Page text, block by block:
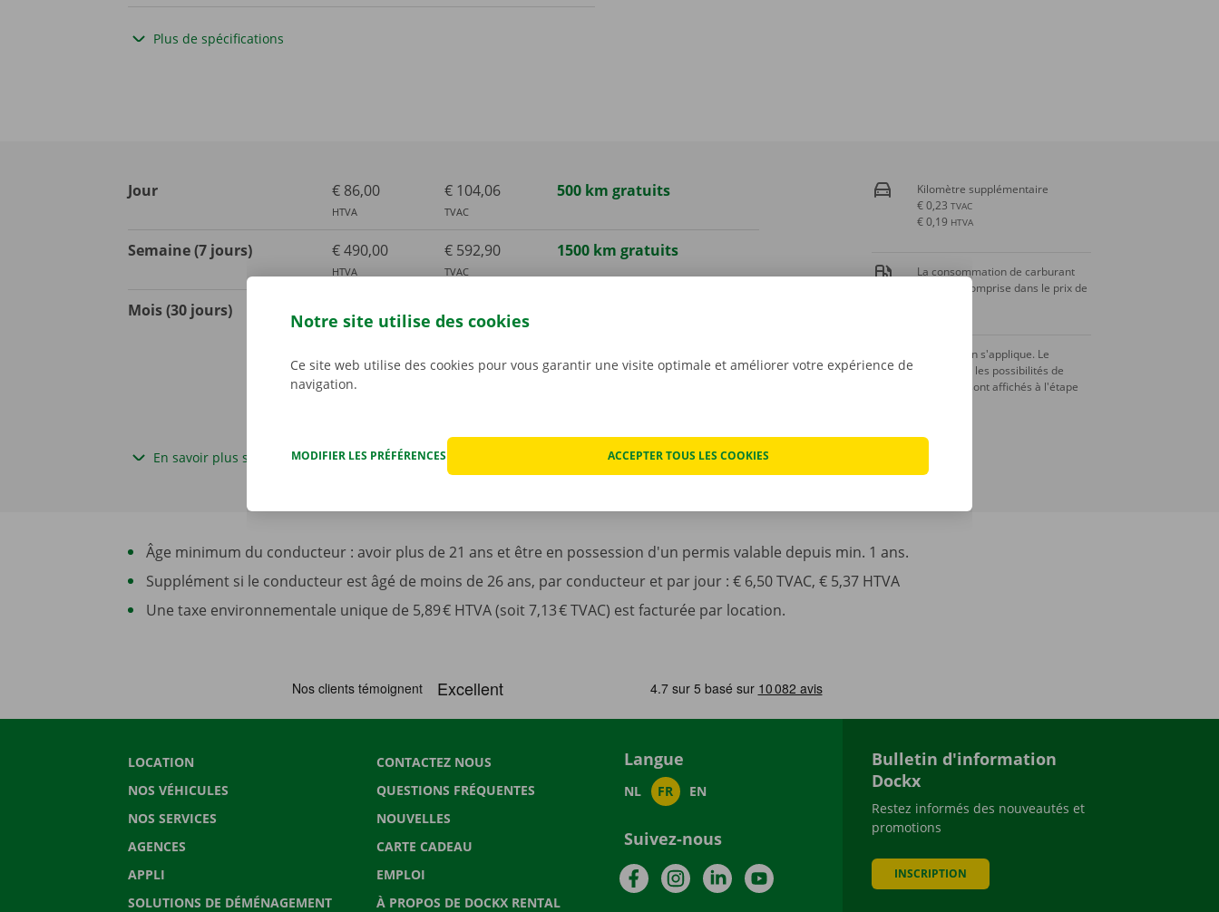
Plus de spécifications
Jour € 86,00
HTVA
€ 104,06
TVAC
500 km gratuits
Semaine (7 jours) € 490,00
HTVA
€ 592,90
TVAC
1500 km gratuits
Mois (30 jours) € 1371,00
HTVA
€ 1658,91
TVAC
Kilomètre supplémentaire
€ 0,23TVAC
€ 0,19 HTVA
La consommation de carburant
n’est pas comprise dans le prix de
Une caution s'applique. Le
montant et les possibilités de
paiement sont affichés à l'étape
En savoir plus sur les délais de location
Âge minimum du conducteur : avoir plus de 21 ans et être en possession d'un permis valable depuis min. 1 ans.
Supplément si le conducteur est âgé de moins de 26 ans, par conducteur et par jour : € 6,50 TVAC, € 5,37 HTVA
Une taxe environnementale unique de 5,89 € HTVA (soit 7,13 € TVAC) est facturée par location.
LOCATION
NOS VÉHICULES
NOS SERVICES
AGENCES
APPLI
SOLUTIONS DE DÉMÉNAGEMENT
CONTACTEZ NOUS
QUESTIONS FRÉQUENTES
NOUVELLES
CARTE CADEAU
EMPLOI
À PROPOS DE DOCKX RENTAL
Langue
NL FR EN
Suivez-nous
FacebookInstagramLinkedInYouTube
Bulletin d'information
Dockx
Restez informés des nouveautés et
promotions
INSCRIPTION
Notre site utilise des cookies
Ce site web utilise des cookies pour vous garantir une visite optimale et améliorer votre expérience de
navigation.
MODIFIER LES PRÉFÉRENCES ACCEPTER TOUS LES COOKIES